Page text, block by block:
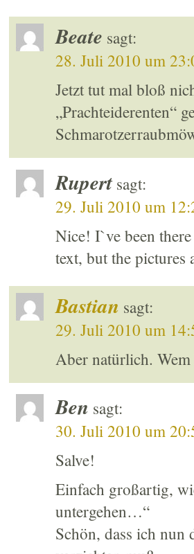
Beate sagt:
28. Juli 2010 um
Jetzt tut mal bloß
„Prachteiderenten“
Rupert sagt:
29. Juli 2010 um
Nice! I`ve been
text, but the pictures
Bastian sagt:
29. Juli 2010 um
Aber natürlich.
Ben sagt:
30. Juli 2010 um
Salve!
Einfach großartig,
untergehen…“
Schön, dass ich